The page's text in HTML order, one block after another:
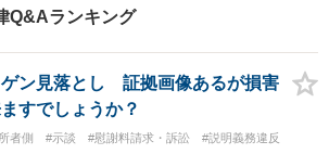
Q&Aランキング
ン見落とし 証拠画像あるが損害
すでしょうか？
者側 #示談 #慰謝料請求・訴訟
#説明義務違反